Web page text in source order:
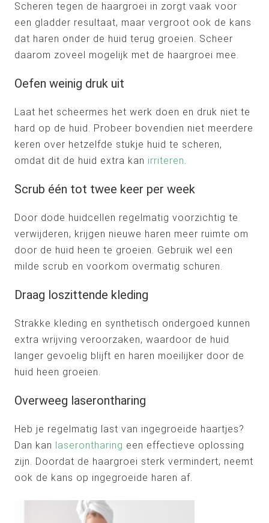
Scheren tegen de haargroei in zorgt vaak voor
een gladder resultaat, maar vergroot ook de kans
dat haren onder de huid terug groeien. Scheer
daarom zoveel mogelijk met de haargroei mee.
Oefen weinig druk uit
Laat het scheermes het werk doen en druk niet te
hard op de huid. Probeer bovendien niet meerdere
keren over hetzelfde stukje huid te scheren,
omdat dit de huid extra kan irriteren.
Scrub één tot twee keer per week
Door dode huidcellen regelmatig voorzichtig te
verwijderen, krijgen nieuwe haren meer ruimte om
door de huid heen te groeien. Gebruik wel een
milde scrub en voorkom overmatig schuren.
Draag loszittende kleding
Strakke kleding en synthetisch ondergoed kunnen
extra wrijving veroorzaken, waardoor de huid
langer gevoelig blijft en haren moeilijker door de
huid heen groeien.
Overweeg laserontharing
Heb je regelmatig last van ingegroeide haartjes?
Dan kan laserontharing een effectieve oplossing
zijn. Doordat de haargroei sterk vermindert, neemt
ook de kans op ingegroeide haren af.